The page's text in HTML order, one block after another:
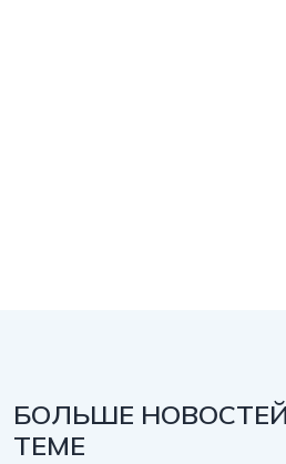
БОЛЬШЕ
ТЕМЕ